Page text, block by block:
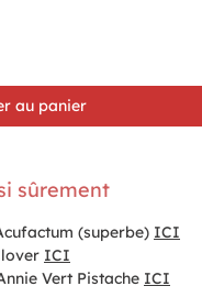
au panier
sûrement
(superbe) ICI
ICI
Vert Pistache ICI